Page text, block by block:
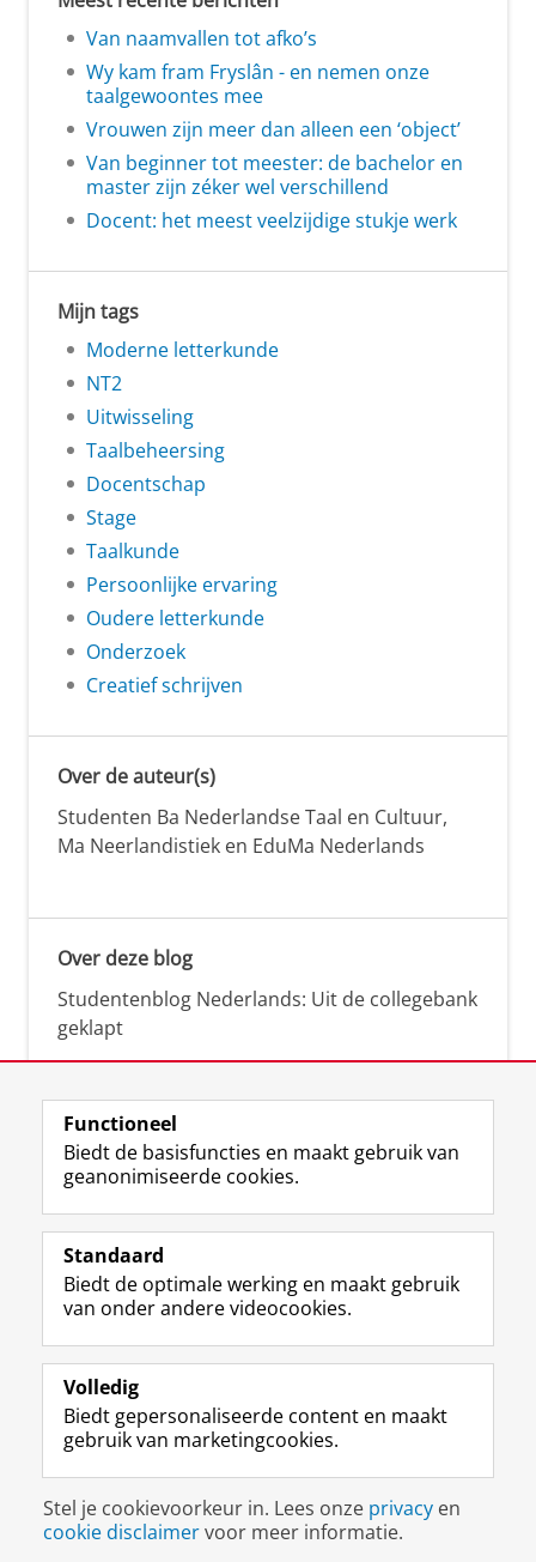
Van naamvallen tot afko’s
Wy kam fram Fryslân - en nemen onze
taalgewoontes mee
Vrouwen zijn meer dan alleen een ‘object’
Van beginner tot meester: de bachelor en
master zijn zéker wel verschillend
Docent: het meest veelzijdige stukje werk
Mijn tags
Moderne letterkunde
NT2
Uitwisseling
Taalbeheersing
Docentschap
Stage
Taalkunde
Persoonlijke ervaring
Oudere letterkunde
Onderzoek
Creatief schrijven
Over de auteur(s)
Studenten Ba Nederlandse Taal en Cultuur,
Ma Neerlandistiek en EduMa Nederlands
Over deze blog
Studentenblog Nederlands: Uit de collegebank
geklapt
Volg de RUG
F
a
e
b
o
p
a
i
n
a
L
i
k
e
I
-
p
g
i
n
R
S
-
f
e
R
k
s
u
I
n
t
r
m
c
c
o
Y
o
T
e
k
a
a
Studiekiezers
Alumni
Over ons
Disclaimer & Copyright
Inloggen
Functioneel
Biedt de basisfuncties en maakt gebruik van
geanonimiseerde cookies.
Standaard
Biedt de optimale werking en maakt gebruik
van onder andere videocookies.
Volledig
Biedt gepersonaliseerde content en maakt
gebruik van marketingcookies.
Stel je cookievoorkeur in. Lees onze privacy en
cookie disclaimervoor meer informatie.